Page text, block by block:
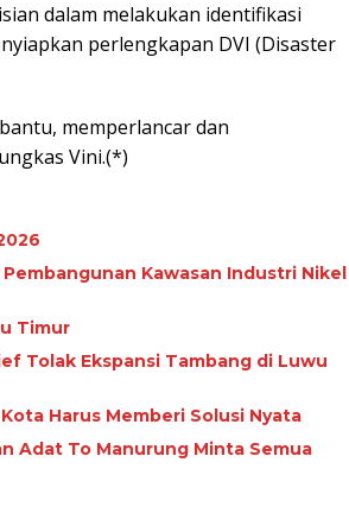
dalam melakukan identifikasi
perlengkapan DVI (Disaster
memperlancar dan
Vini.(*)
Kawasan Industri Nikel
Timur
Tolak Ekspansi Tambang di Luwu
Harus Memberi Solusi Nyata
Adat To Manurung Minta Semua